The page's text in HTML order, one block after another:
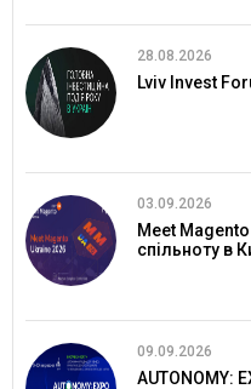
28.08.2026
Lviv Invest
03.09.2026
Meet
спільноту в
09.09.2026
AUTONOMY: